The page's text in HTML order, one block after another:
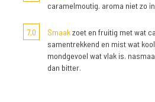
caramelmoutig. aroma niet zo
7,0 Smaakzoet en fruitig met wat
samentrekkend en mist wat
mondgevoel wat vlak is.
dan bitter.